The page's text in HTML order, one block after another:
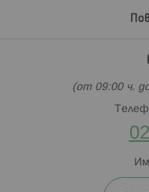
(от 09:00 ч.